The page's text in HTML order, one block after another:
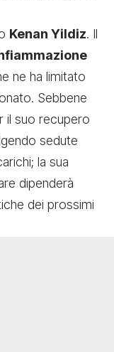
Kenan Yildiz. Il
ne ha limitato
Sebbene
il suo recupero
sedute
la sua
dipenderà
dei prossimi